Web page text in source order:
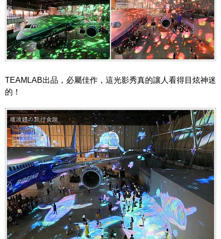
TEAMLAB出品，必屬佳作，這光影秀真的讓人看得目炫神迷
的！